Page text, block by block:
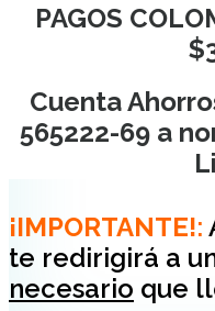
PAGOS
Cuenta
565222-69 a
¡IMPORTANTE!:
te redirigirá a
necesario que